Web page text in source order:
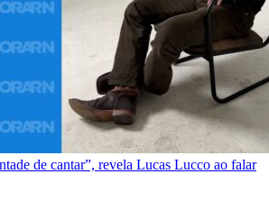
de cantar”, revela Lucas Lucco ao falar